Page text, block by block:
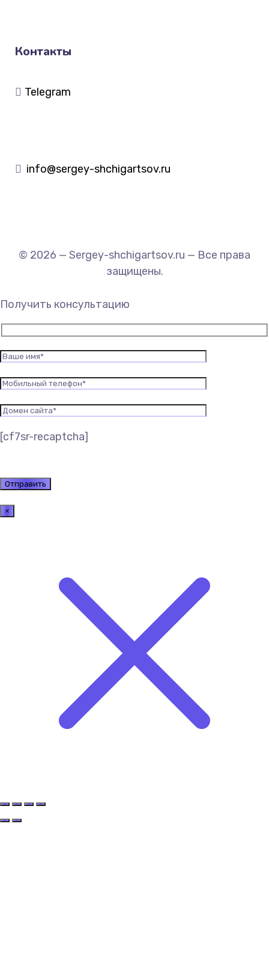
Контакты
Telegram
info@sergey-shchigartsov.ru
© 2026 — Sergey-shchigartsov.ru — Все права
защищены.
Получить консультацию
[cf7sr-recaptcha]
×